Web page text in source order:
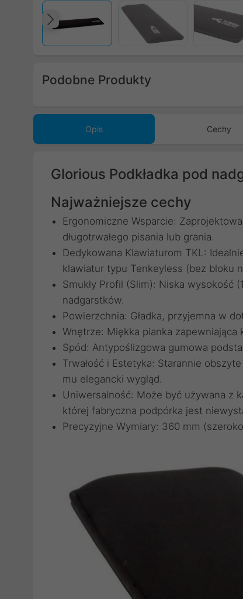
Poprzedni
Podobne Produkty
Opis Cechy
Glorious Podkładka pod
Najważniejsze cechy
Ergonomiczne Wsparcie:
długotrwałego pisania lub grania.
Dedykowana Klawiaturom TKL:
klawiatur typu Tenkeyless (bez bloku
Smukły Profil (Slim): Niska wysokość
nadgarstków.
Powierzchnia: Gładka, przyjemna w
Wnętrze: Miękka pianka
Spód: Antypoślizgowa gumowa
Trwałość i Estetyka: Starannie
mu elegancki wygląd.
Uniwersalność: Może być używana z
której fabryczna podpórka jest
Precyzyjne Wymiary: 360 mm